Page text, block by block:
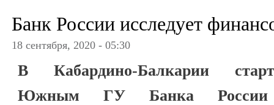
Банк России исследует
18 сентября, 2020 - 05:30
В Кабардино-Балкарии
Южным ГУ Банка России